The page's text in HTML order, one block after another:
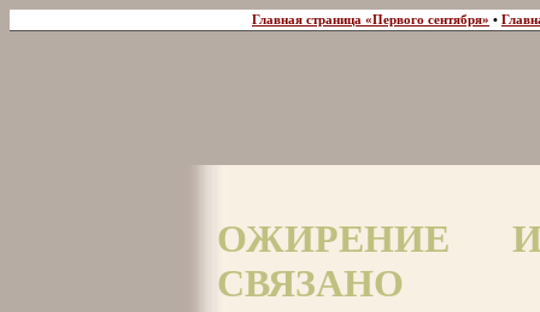
Главная страница «Первого сентября» •
ОЖИРЕНИЕ
СВЯЗАНО